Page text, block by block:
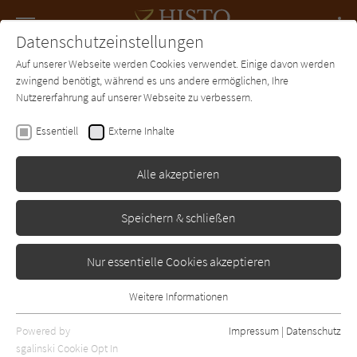
SUCHE Forum Charts Newsletter
Gerd Meiser
Waterloo oder Die
abenteuerliche Reise des
Peter Laubheimer
Conte Erschienen: Januar 2014 Bibliogr. Angaben 0
Datenschutzeinstellungen
Auf unserer Webseite werden Cookies verwendet. Einige davon werden
zwingend benötigt, während es uns andere ermöglichen, Ihre
Nutzererfahrung auf unserer Webseite zu verbessern.
Essentiell Externe Inhalte
Alle akzeptieren
Speichern & schließen
Nur essentielle Cookies akzeptieren
Essentielle Cookies werden für grundlegende Funktionen der
Webseite benötigt. Dadurch ist gewährleistet, dass die Webseite
Weitere Informationen
Powered by
sgalinski Cookie Opt In
Impressum | Datenschutz